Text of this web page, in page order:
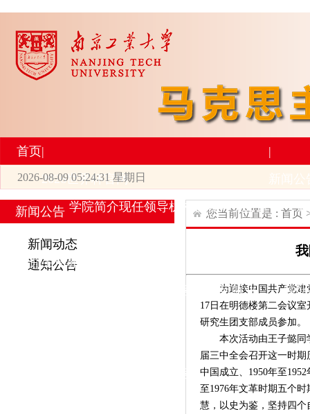
首页|
2026世界杯官网
学院简介现任领导机构设置师资力量
|
研究生培养
学生活动 招生与就业
科
工会活动
2026-08-09 05:24:31 星期日
新闻公告
新闻动态
通知公告
您当前位置是 : 首页
为迎接中国共产党建
1 7日在明德楼第二会议室
研究生团支部成员参加。
本次活动由王子懿
届三中全会召开这一时期
中国成立、1950年至
至1976年文革时期五个时
慧，以史为鉴，坚持四个